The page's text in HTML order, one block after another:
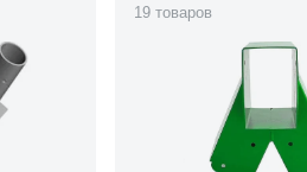
19 товаров